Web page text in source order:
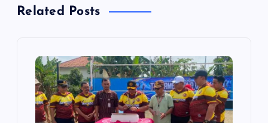
sRelated Posts